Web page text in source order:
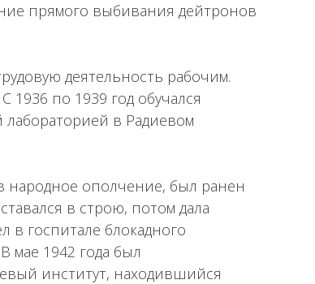
прямого выбивания дейтронов
деятельность рабочим.
1936 по 1939 год обучался
лабораторией в Радиевом
ополчение, был ранен
в строю, потом дала
в госпитале блокадного
мае 1942 года был
институт, находившийся